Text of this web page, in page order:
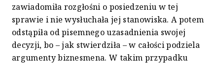
zawiadomiła rozgłośni o posiedzeniu w tej
sprawie i nie wysłuchała jej stanowiska. A potem
odstąpiła od pisemnego uzasadnienia swojej
decyzji, bo – jak stwierdziła – w całości podziela
argumenty biznesmena. W takim przypadku